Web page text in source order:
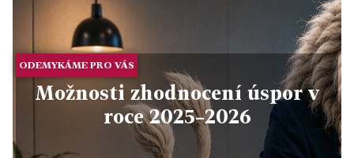
ODEMYKÁME PRO VÁS
Možnosti zhodnocení úspor v
roce 2025–2026